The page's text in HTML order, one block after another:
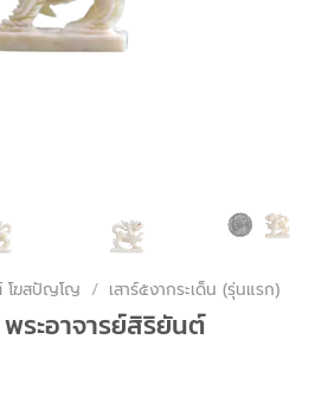
โฆสปัญโญ / เสาร์๕งากระเด็น (รุ่นแรก)
ระอาจารย์สิริยันต์